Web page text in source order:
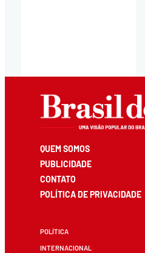
QUEM SOMOS
PUBLICIDADE
CONTATO
POLÍTICA DE PRIVACIDADE
POLÍTICA
INTERNACIONAL